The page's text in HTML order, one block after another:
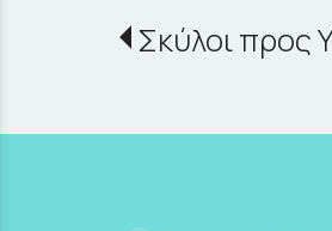
Σκύλοι προς